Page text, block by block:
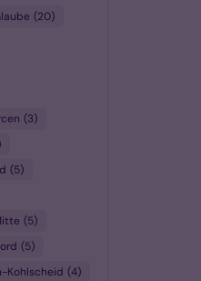
20
3
5
5
5
Kohlscheid 4